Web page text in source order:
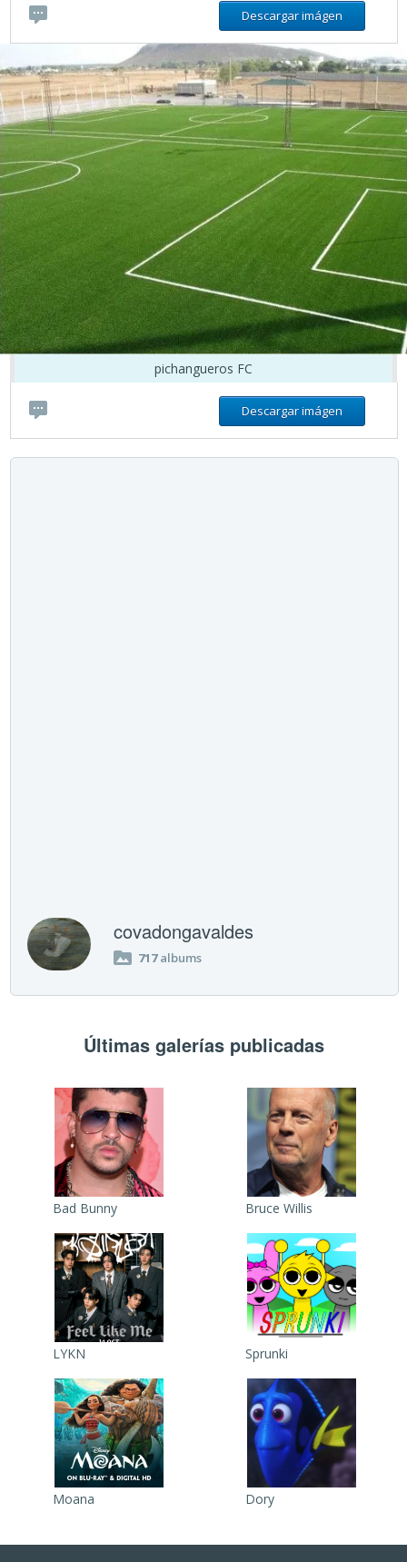
Descargar imágen
pichangueros FC
Descargar imágen
covadongavaldes
717albums
Últimas galerías publicadas
Bad Bunny Bruce Willis
LYKN Sprunki
Moana Dory